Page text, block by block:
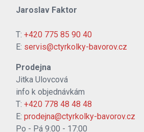
Jaroslav Faktor
T: +420 775 85 90 40
E: servis@ctyrkolky-bavorov.cz
Prodejna
Jitka Ulovcová
info k objednávkám
T: +420 778 48 48 48
E: prodejna@ctyrkolky-bavorov.cz
Po - Pá 9:00 - 17:00